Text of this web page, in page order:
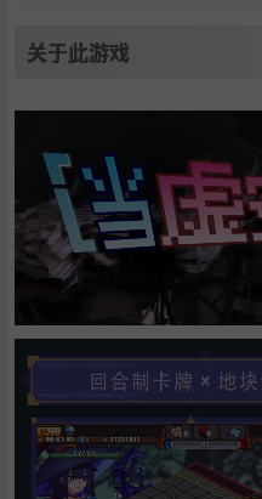
关于此游戏